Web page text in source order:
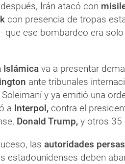
Irán atacó con
con presencia de tropas
que ese bombardeo era solo
Islámica va a presentar
ante tribunales
y ya emitió una
a Interpol, contra el
Donald Trump, y otros 35
las autoridades persas
estadounidenses deben